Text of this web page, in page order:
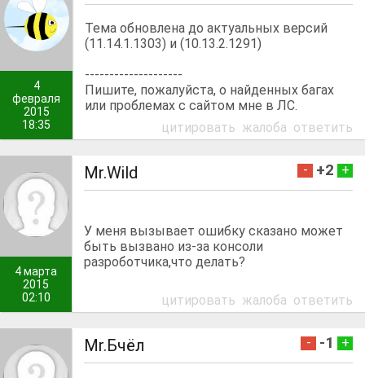
4
февраля
2015
18:35
Тема обновлена до актуальных версий
(11.14.1.1303) и (10.13.2.1291)
--------------------
Пишите, пожалуйста, о найденных багах
или проблемах с сайтом мне в ЛС.
цитировать жалоба ответить
4 марта
2015
02:10
Mr.Wild - +2 +
У меня вызывает ошибку сказано может
быть вызвано из-за консоли
разроботчика,что делать?
цитировать жалоба ответить
Мr.Бчёл - -1 +